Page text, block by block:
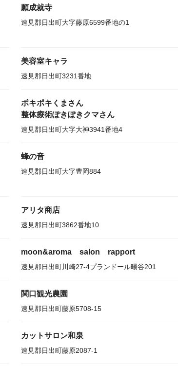
願成就寺
速見郡日出町大字藤原6599番地の1
美容室キャラ
速見郡日出町3231番地
ポキポキくまさん
整体療術ぽきぽきクマさん
速見郡日出町大字大神3941番地4
蜂の音
速見郡日出町大字豊岡884
アリタ商店
速見郡日出町3862番地10
moon&aroma salon rapport
速見郡日出町川崎27-4プランドール暘谷201
関口観光農園
速見郡日出町藤原5708-15
カットサロン和泉
速見郡日出町藤原2087-1